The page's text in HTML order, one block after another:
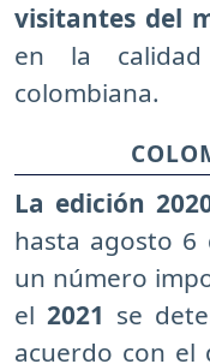
visitantes del
en la
colombiana.
La edición
hasta agosto
un número
el 2021 se
acuerdo con el